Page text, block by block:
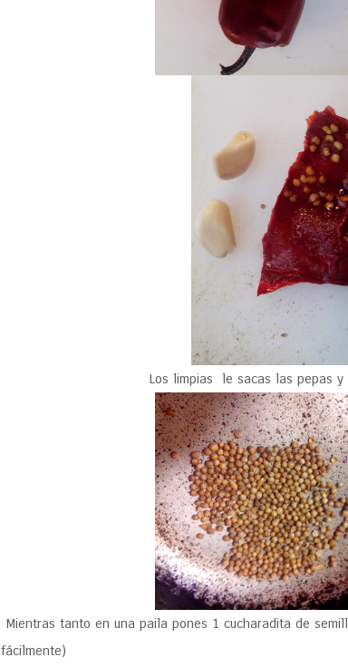
Los limpias le sacas las pepas
Mientras tanto en una paila pones 1 cucharadita de
fácilmente)